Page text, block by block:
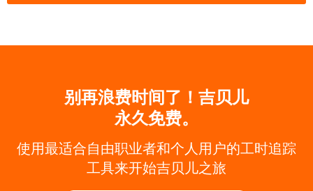
别再浪费时间了！吉贝儿
永久免费。
使用最适合自由职业者和个人用户的工时追踪
工具来开始吉贝儿之旅